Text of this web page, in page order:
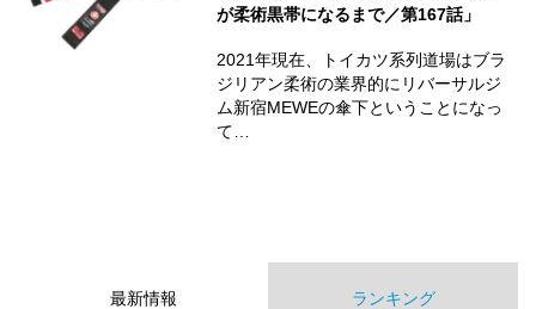
が柔術黒帯になるまで／第167話」
2021年現在、トイカツ系列道場はブラ
ジリアン柔術の業界的にリバーサルジ
ム新宿MEWEの傘下ということになっ
て…
最新情報 ランキング